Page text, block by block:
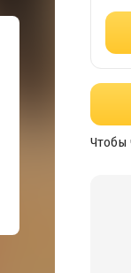
Чтобы